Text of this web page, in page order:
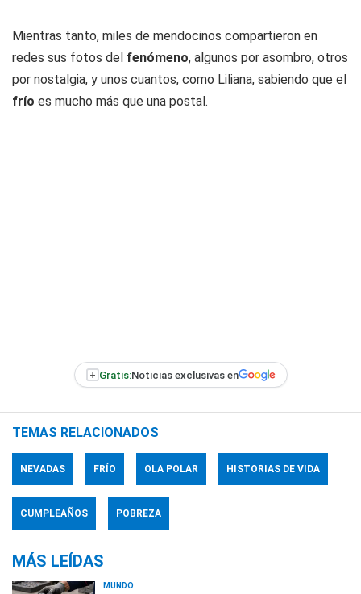
Mientras tanto, miles de mendocinos compartieron en
redes sus fotos del fenómeno, algunos por asombro, otros
por nostalgia, y unos cuantos, como Liliana, sabiendo que el
frío es mucho más que una postal.
+ Gratis:Noticias exclusivas en
TEMAS RELACIONADOS
NEVADAS FRÍO OLA POLAR HISTORIAS DE VIDA
CUMPLEAÑOS POBREZA
MÁS LEÍDAS
MUNDO